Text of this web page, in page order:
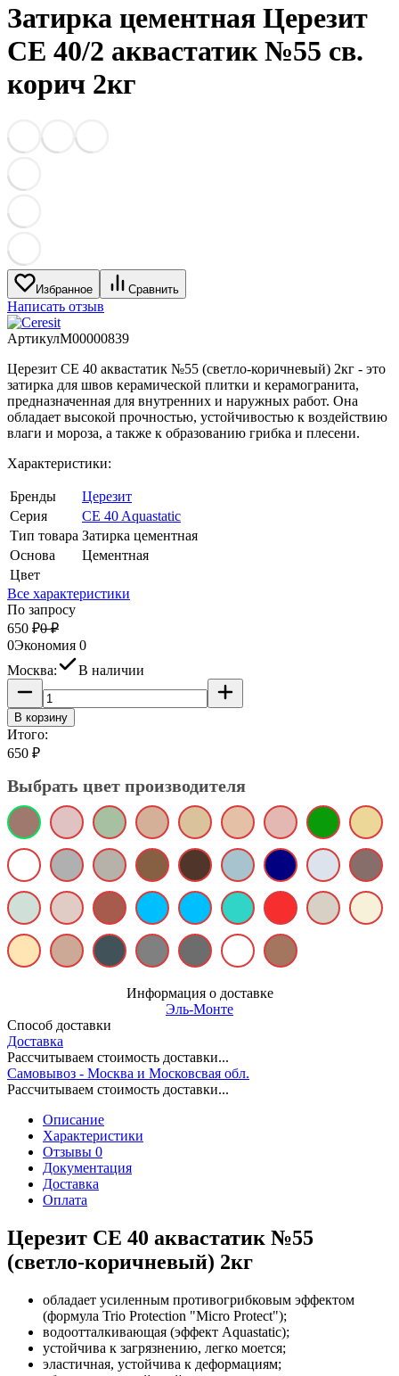
Затирка цементная Церезит
CE 40/2 аквастатик №55 св.
корич 2кг
Избранное Сравнить
Написать отзыв
АртикулM00000839
Церезит CE 40 аквастатик №55 (светло-коричневый) 2кг - это
затирка для швов керамической плитки и керамогранита,
предназначенная для внутренних и наружных работ. Она
обладает высокой прочностью, устойчивостью к воздействию
влаги и мороза, а также к образованию грибка и плесени.
Характеристики:
Бренды
Церезит
Серия
CE 40 Aquastatic
Тип товара Затирка цементная
Основа
Цементная
Цвет
Все характеристики
По запросу
650 ₽0 ₽
0Экономия 0
Москва:
В наличии
В корзину
Итого:
650 ₽
Выбрать цвет производителя
Информация о доставке
Эль-Монте
Способ доставки
Доставка
Рассчитываем стоимость доставки...
Самовывоз - Москва и Московсвая обл.
Рассчитываем стоимость доставки...
Описание
Характеристики
Отзывы 0
Документация
Доставка
Оплата
Церезит CE 40 аквастатик №55
(светло-коричневый) 2кг
обладает усиленным противогрибковым эффектом
(формула Trio Protection "Micro Protect");
водоотталкивающая (эффект Aquastatic);
устойчива к загрязнению, легко моется;
эластичная, устойчива к деформациям;